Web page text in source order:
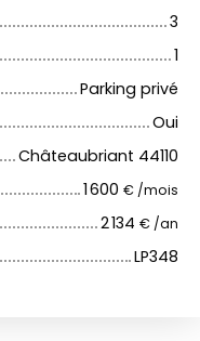
3
1
Parking privé
Oui
Châteaubriant 44110
1 600 € /mois
2 134 € /an
LP348